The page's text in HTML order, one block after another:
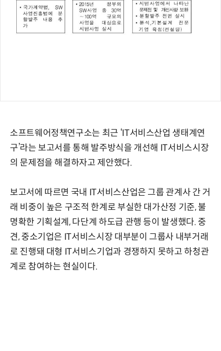
소프트웨어정책연구소는 최근 ‘IT서비스산업 생태계연
구’라는 보고서를 통해 발주방식을 개선해 IT서비스시장
의 문제점을 해결하자고 제안했다.
보고서에 따르면 국내 IT서비스산업은 그룹 관계사 간 거
래 비중이 높은 구조적 한계로 부실한 대가산정 기준, 불
명확한 기획설계, 다단계 하도급 관행 등이 발생했다. 중
견, 중소기업은 IT서비스시장 대부분이 그룹사 내부거래
로 진행돼 대형 IT서비스기업과 경쟁하지 못하고 하청관
계로 참여하는 현실이다.